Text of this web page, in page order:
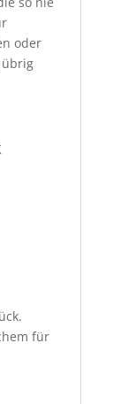
oder
übrig
für